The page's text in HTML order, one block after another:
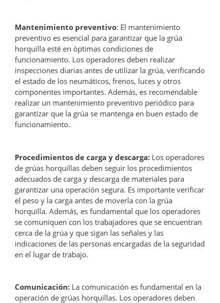
Mantenimiento preventivo: El mantenimiento
preventivo es esencial para garantizar que la grúa
horquilla esté en óptimas condiciones de
funcionamiento. Los operadores deben realizar
inspecciones diarias antes de utilizar la grúa, verificando
el estado de los neumáticos, frenos, luces y otros
componentes importantes. Además, es recomendable
realizar un mantenimiento preventivo periódico para
garantizar que la grúa se mantenga en buen estado de
funcionamiento.
Procedimientos de carga y descarga: Los operadores
de grúas horquillas deben seguir los procedimientos
adecuados de carga y descarga de materiales para
garantizar una operación segura. Es importante verificar
el peso y la carga antes de moverla con la grúa
horquilla. Además, es fundamental que los operadores
se comuniquen con los trabajadores que se encuentran
cerca de la grúa y que sigan las señales y las
indicaciones de las personas encargadas de la seguridad
en el lugar de trabajo.
Comunicación: La comunicación es fundamental en la
operación de grúas horquillas. Los operadores deben